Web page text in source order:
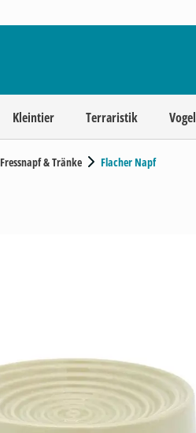
Kleintier Terraristik Vogel
Fressnapf & Tränke Flacher Napf